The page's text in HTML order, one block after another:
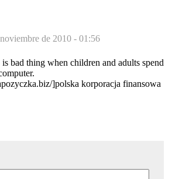
de 2010 - 01:56
bad thing when children and adults spend
]polska korporacja finansowa